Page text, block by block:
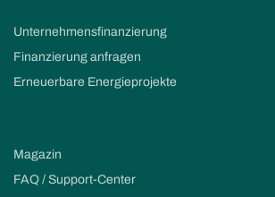
Unternehmensfinanzierung
Finanzierung anfragen
Erneuerbare Energieprojekte
Magazin
FAQ / Support-Center